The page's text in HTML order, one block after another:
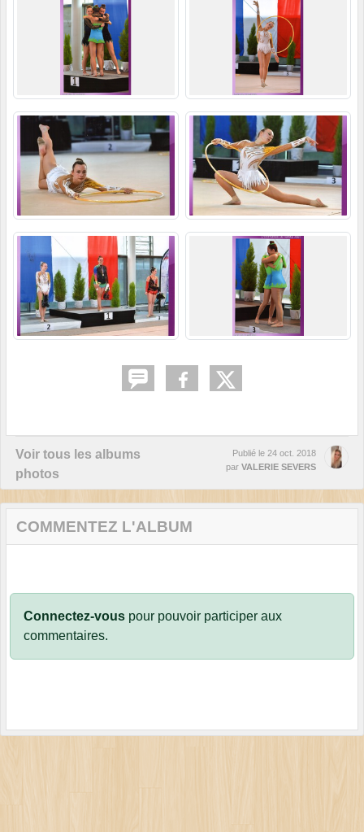
Voir tous les albums
photos
Publié le 24 oct. 2018
par VALERIE SEVERS
COMMENTEZ L'ALBUM
Connectez-vous pour pouvoir participer aux
commentaires.